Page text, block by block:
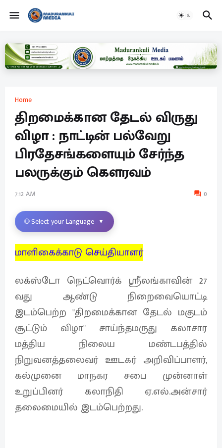
Home
திறமைக்கான தேடல் விருது
விழா : நாட்டின் பல்வேறு
பிரதேசங்களையும் சேர்ந்த
பலருக்கும் கௌரவம்
7:12 AM 0
🌐 Select your Language ▼
மாளிகைக்காடு செய்தியாளர்
லக்ஸ்டோ நெட்வொர்க் ஸ்ரீலங்காவின் 27
வது ஆண்டு நிறைவையொட்டி
இடம்பெற்ற "திறமைக்கான தேடல் மகுடம்
சூட்டும் விழா" சாய்ந்தமருது கலாசார
மத்திய நிலைய மண்டபத்தில்
நிறுவனத்தலைவர் ஊடகர் அறிவிப்பாளர்,
கல்முனை மாநகர சபை முன்னாள்
உறுப்பினர் கலாநிதி ஏ.எல்.அன்சார்
தலைமையில் இடம்பெற்றது.